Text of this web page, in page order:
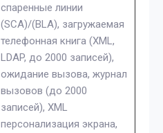
спаренные линии
(SCA)/(BLA), загружаемая
телефонная книга (XML,
LDAP, до 2000 записей),
ожидание вызова, журнал
вызовов (до 2000
записей), XML
персонализация экрана,